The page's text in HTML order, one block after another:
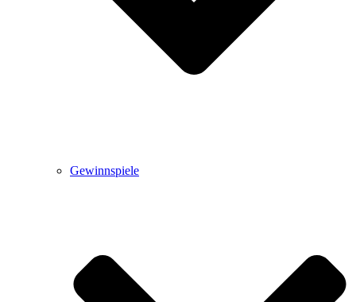
Gewinnspiele